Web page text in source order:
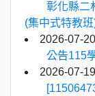
彰化縣二
(集中式特教班
2026-07-20
公告115
2026-07-19